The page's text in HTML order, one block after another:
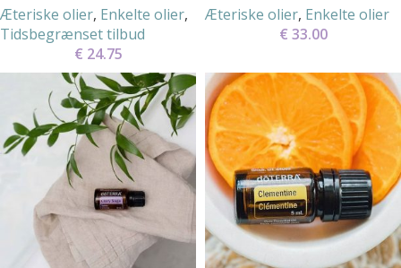
Æteriske olier, Enkelte olier,
Tidsbegrænset tilbud
€ 24.75
Æteriske olier, Enkelte olier
€ 33.00